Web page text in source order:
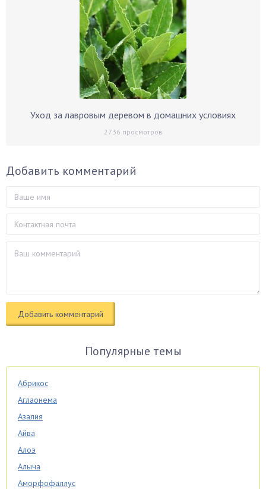
Уход за лавровым деревом в домашних условиях
2736 просмотров
Добавить комментарий
Популярные темы
Абрикос
Аглаонема
Азалия
Айва
Алоэ
Алыча
Аморфофаллус